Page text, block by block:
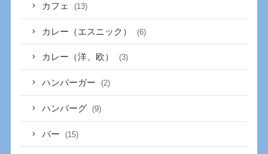
カフェ (13)
カレー（エスニック） (6)
カレー（洋、欧） (3)
ハンバーガー (2)
ハンバーグ (9)
バー (15)